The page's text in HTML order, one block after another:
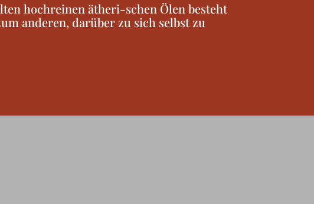
hochreinen ätheri-schen Ölen besteht
anderen, darüber zu sich selbst zu